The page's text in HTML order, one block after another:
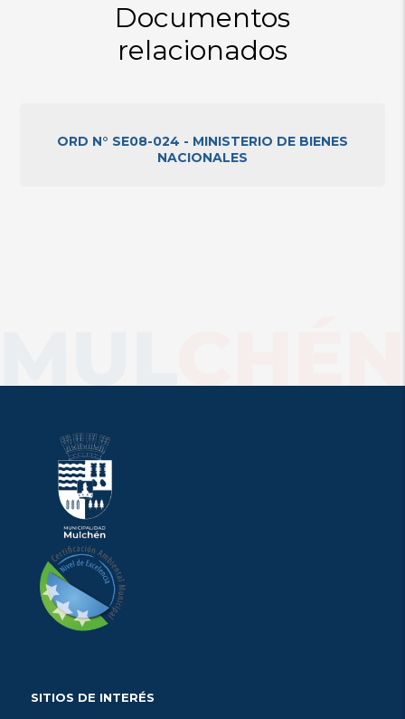
Documentos
relacionados
ORD N° SE08-024 - MINISTERIO DE BIENES
NACIONALES
SITIOS DE INTERÉS